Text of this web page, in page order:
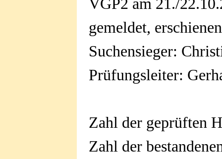
gemeldet,
Suchensieger:
Prüfungsleiter:
Zahl der geprüften
Zahl der